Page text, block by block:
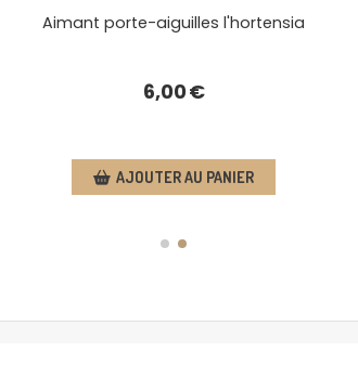
Aimant porte-aiguilles l'hortensia
6,00€
AJOUTER AU PANIER